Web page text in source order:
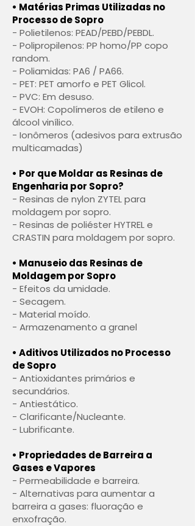
• Matérias Primas Utilizadas no
Processo de Sopro
- Polietilenos: PEAD/PEBD/PEBDL.
- Polipropilenos: PP homo/PP copo
random.
- Poliamidas: PA6 / PA66.
- PET: PET amorfo e PET Glicol.
- PVC: Em desuso.
- EVOH: Copolímeros de etileno e
álcool vinílico.
- Ionômeros (adesivos para extrusão
multicamadas)
• Por que Moldar as Resinas de
Engenharia por Sopro?
- Resinas de nylon ZYTEL para
moldagem por sopro.
- Resinas de poliéster HYTREL e
CRASTIN para moldagem por sopro.
• Manuseio das Resinas de
Moldagem por Sopro
- Efeitos da umidade.
- Secagem.
- Material moído.
- Armazenamento a granel
• Aditivos Utilizados no Processo
de Sopro
- Antioxidantes primários e
secundários.
- Antiestático.
- Clarificante/Nucleante.
- Lubrificante.
• Propriedades de Barreira a
Gases e Vapores
- Permeabilidade e barreira.
- Alternativas para aumentar a
barreira a gases: fluoração e
enxofração.